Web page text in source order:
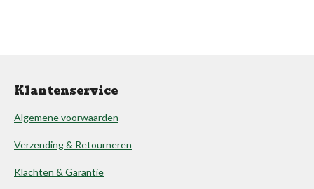
Klantenservice
Algemene voorwaarden
Verzending & Retourneren
Klachten & Garantie